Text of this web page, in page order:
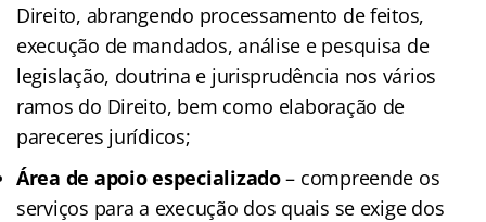
Direito, abrangendo processamento de feitos,
execução de mandados, análise e pesquisa de
legislação, doutrina e jurisprudência nos vários
ramos do Direito, bem como elaboração de
pareceres jurídicos;
Área de apoio especializado– compreende os
serviços para a execução dos quais se exige dos